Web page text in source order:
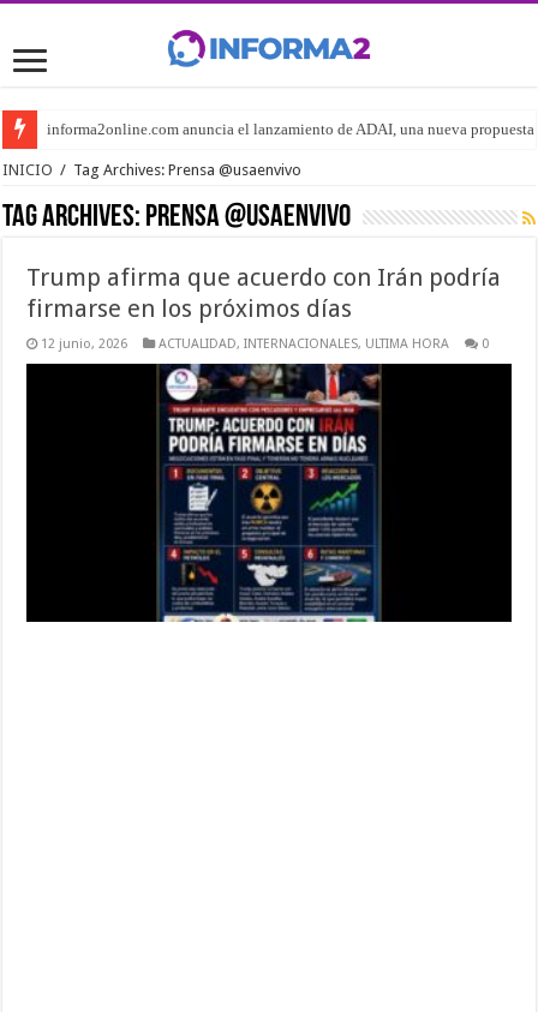
informa2online.com anuncia el lanzamiento de ADAI, una nueva
EE. UU. e Irán negocian preacuerdo estratégico para reabrir el estrecho de
INICIO / Tag Archives: Prensa @usaenvivo
Tag Archives: Prensa @usaenvivo
Trump afirma que acuerdo con Irán podría
firmarse en los próximos días
12 junio, 2026 ACTUALIDAD,INTERNACIONALES, ULTIMA HORA 0